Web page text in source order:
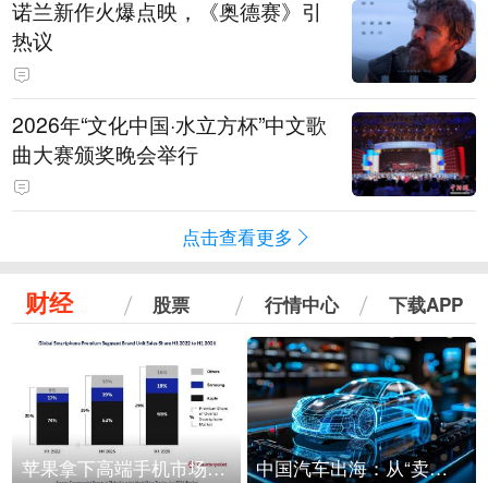
诺兰新作火爆点映，《奥德赛》引
热议
2026年“文化中国·水立方杯”中文歌
曲大赛颁奖晚会举行
点击查看更多
财经 股票 行情中心 下载APP
苹果拿下高端手机市场65%的份额：iPhone 17系列功不可没 中国汽车出海：从“卖出去”到“走进去”